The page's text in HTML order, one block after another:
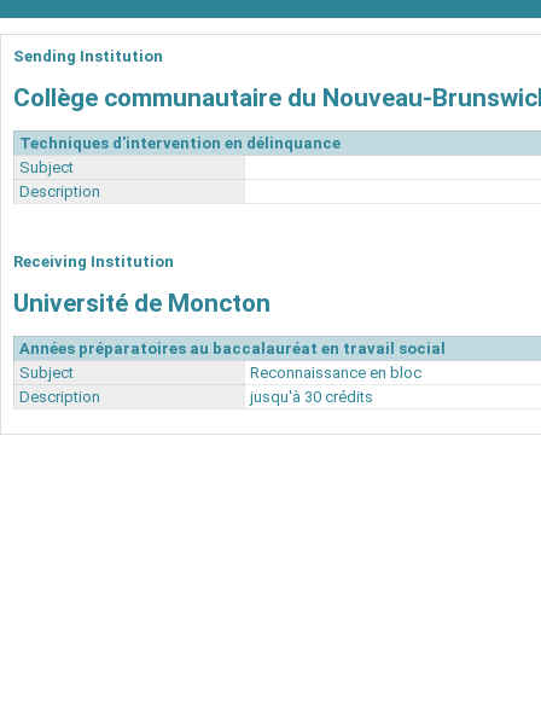
Sending Institution
Collège communautaire du Nouveau-
Techniques d'intervention en délinquance
Subject
Description
Receiving Institution
Université de Moncton
Années préparatoires au baccalauréat en travail social
Subject
Reconnaissance en bloc
Description
jusqu'à 30 crédits